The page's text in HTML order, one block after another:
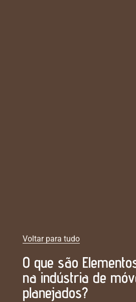
Voltar para tudo
O que são
na indústria de
planejados?